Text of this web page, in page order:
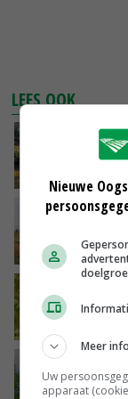
LEES OOK
Nieuwe
Meer
Uw
apparaat